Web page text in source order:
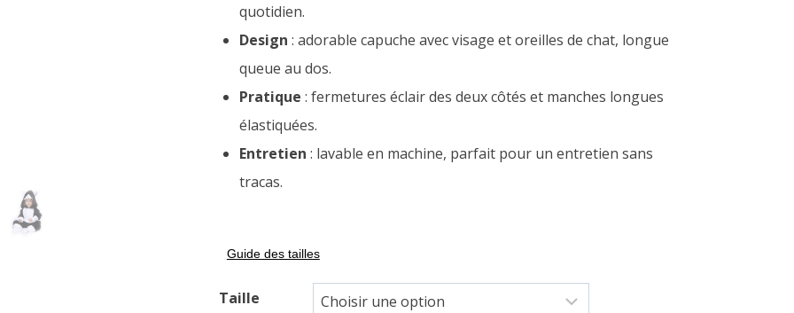
quotidien.
Design : adorable capuche avec visage et oreilles de chat, longue
queue au dos.
Pratique : fermetures éclair des deux côtés et manches longues
élastiquées.
Entretien : lavable en machine, parfait pour un entretien sans
tracas.
Guide des tailles
Taille